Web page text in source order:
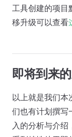
工具创建的项目
移升级可以查看
即将到来
以上就是我们
们也有计划撰写
入的分析与介绍